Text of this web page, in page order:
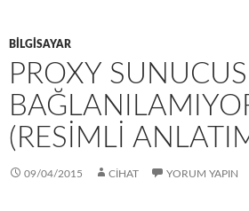
BILGISAYAR
PROXY
(RESIMLI
09/04/2015 CIHAT YORUM YAPIN